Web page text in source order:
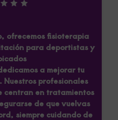
ofrecemos fisioterapia
para deportistas y
a mejorar tu
profesionales
centran en tratamientos
de que vuelvas
siempre cuidando de